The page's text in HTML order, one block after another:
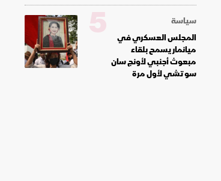
سياسة
المجلس العسكري في
ميانمار يسمح بلقاء
مبعوث أجنبي لأونج سان
سو تشي لأول مرة
5